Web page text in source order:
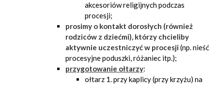
akcesoriów religijnych podczas
procesji;
prosimy o kontakt dorosłych (również
rodziców z dziećmi), którzy chcieliby
aktywnie uczestniczyć w procesji (np. nieść
procesyjne poduszki, różaniec itp.);
przygotowanie ołtarzy:
ołtarz 1. przy kaplicy (przy krzyżu) na